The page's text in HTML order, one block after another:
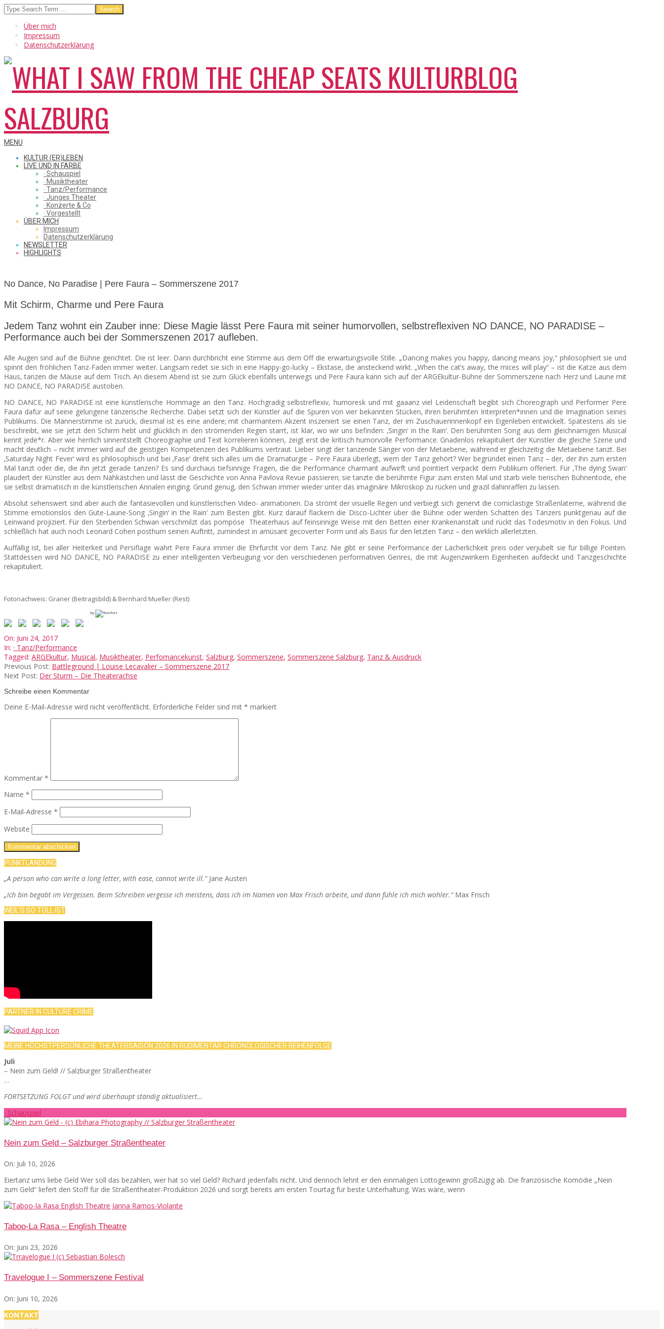
Skip
to
content
Search
Über mich
Impressum
Datenschutzerklärung
WHAT
SAW
FROM
THE
CHEAP
SEATS
Secondary
Menu
MENU
KULTUR (ER)LEBEN
LIVE UND IN FARBE
· Schauspiel
· Musiktheater
· Tanz/Performance
· Junges Theater
· Konzerte & Co
· Vorgestellt
ÜBER MICH
Impressum
Datenschutzerklärung
NEWSLETTER
HIGHLIGHTS
No Dance, No Paradise | Pere Faura – Sommerszene 2017
Mit Schirm, Charme und Pere Faura
Jedem Tanz wohnt ein Zauber inne: Diese Magie lässt Pere Faura mit seiner humorvollen, selbstreflexiven NO DANCE, NO PARADISE –
Performance auch bei der Sommerszenen 2017 aufleben.
Alle Augen sind auf die Bühne gerichtet. Die ist leer. Dann durchbricht eine Stimme aus dem Off die erwartungsvolle Stille. „Dancing makes you happy, dancing means joy,“ philosophiert sie und
spinnt den fröhlichen Tanz-Faden immer weiter. Langsam redet sie sich in eine Happy-go-lucky – Ekstase, die ansteckend wirkt. „When the cat’s away, the mices will play“ – ist die Katze aus dem
Haus, tanzen die Mäuse auf dem Tisch. An diesem Abend ist sie zum Glück ebenfalls unterwegs und Pere Faura kann sich auf der ARGEkultur-Bühne der Sommerszene nach Herz und Laune mit
NO DANCE, NO PARADISE austoben.
NO DANCE, NO PARADISE ist eine künstlerische Hommage an den Tanz. Hochgradig selbstreflexiv, humoresk und mit gaaanz viel Leidenschaft begibt sich Choreograph und Performer Pere
Faura dafür auf seine gelungene tänzerische Recherche. Dabei setzt sich der Künstler auf die Spuren von vier bekannten Stücken, ihren berühmten Interpreten*innen und die Imagination seines
Publikums. Die Männerstimme ist zurück, diesmal ist es eine andere; mit charmantem Akzent inszeniert sie einen Tanz, der im Zuschauerinnenkopf ein Eigenleben entwickelt. Spätestens als sie
beschreibt, wie sie jetzt den Schirm hebt und glücklich in den strömenden Regen starrt, ist klar, wo wir uns befinden: ‚Singin‘ in the Rain‘. Den berühmten Song aus dem gleichnamigen Musical
kennt jede*r. Aber wie herrlich sinnentstellt Choreographie und Text korrelieren können, zeigt erst die kritisch humorvolle Performance. Gnadenlos rekapituliert der Künstler die gleiche Szene und
macht deutlich – nicht immer wird auf die geistigen Kompetenzen des Publikums vertraut. Lieber singt der tanzende Sänger von der Metaebene, während er gleichzeitig die Metaebene tanzt. Bei
‚Saturday Night Fever‘ wird es philosophisch und bei ‚Fase‘ dreht sich alles um die Dramaturgie – Pere Faura überlegt, wem der Tanz gehört? Wer begründet einen Tanz – der, der ihn zum ersten
Mal tanzt oder die, die ihn jetzt gerade tanzen? Es sind durchaus tiefsinnige Fragen, die die Performance charmant aufwirft und pointiert verpackt dem Publikum offeriert. Für ‚The dying Swan‘
plaudert der Künstler aus dem Nähkästchen und lässt die Geschichte von Anna Pavlova Revue passieren; sie tanzte die berühmte Figur zum ersten Mal und starb viele tierischen Bühnentode, ehe
sie selbst dramatisch in die künstlerischen Annalen einging. Grund genug, den Schwan immer wieder unter das imaginäre Mikroskop zu rücken und grazil dahinraffen zu lassen.
Absolut sehenswert sind aber auch die fantasievollen und künstlerischen Video- animationen. Da strömt der visuelle Regen und verbiegt sich genervt die comiclastige Straßenlaterne, während die
Stimme emotionslos den Gute-Laune-Song ‚Singin‘ in the Rain‘ zum Besten gibt. Kurz darauf flackern die Disco-Lichter über die Bühne oder werden Schatten des Tänzers punktgenau auf die
Leinwand projiziert. Für den Sterbenden Schwan verschmilzt das pompöse Theaterhaus auf feinsinnige Weise mit den Betten einer Krankenanstalt und rückt das Todesmotiv in den Fokus. Und
schließlich hat auch noch Leonard Cohen posthum seinen Auftritt, zumindest in amüsant gecoverter Form und als Basis für den letzten Tanz – den wirklich allerletzten.
Auffällig ist, bei aller Heiterkeit und Persiflage wahrt Pere Faura immer die Ehrfurcht vor dem Tanz. Nie gibt er seine Performance der Lächerlichkeit preis oder verjubelt sie für billige Pointen.
Stattdessen wird NO DANCE, NO PARADISE zu einer intelligenten Verbeugung vor den verschiedenen performativen Genres, die mit Augenzwinkern Eigenheiten aufdeckt und Tanzgeschichte
rekapituliert.
Fotonachweis: Graner (Beitragsbild) & Bernhard Mueller (Rest)
by
2017-
06-
24
On: Juni 24, 2017
In: · Tanz/Performance
Tagged: ARGEkultur, Musical, Musiktheater, Perfomancekunst, Salzburg, Sommerszene, Sommerszene Salzburg, Tanz & Ausdruck
Previous Post: Battleground | Louise Lecavalier – Sommerszene 2017
Next Post: Der Sturm – Die Theaterachse
Schreibe einen Kommentar
Deine E-Mail-Adresse wird nicht veröffentlicht. Erforderliche Felder sind mit * markiert
Kommentar *
Name *
E-Mail-Adresse *
Website
PUNKTLANDUNG
„A person who can write a long letter, with ease, cannot write ill.“Jane Austen
„Ich bin begabt im Vergessen. Beim Schreiben vergesse ich meistens, dass ich im Namen von Max Frisch arbeite, und dann fühle ich mich wohler.“Max Frisch
WEIL’S SO TOLL IST
PARTNER IN CULTURE CRIME
MEINE HÖCHSTPERSÖNLICHE THEATERSAISON 2026 IN RUDIMENTÄR CHRONOLOGISCHER REIHENFOLGE
Juli
– Nein zum Geld! // Salzburger Straßentheater
…
FORTSETZUNG FOLGT und wird überhaupt ständig aktualisiert…
· Schauspiel
Nein zum Geld – Salzburger Straßentheater
On: Juli 10, 2026
Eiertanz ums liebe Geld Wer soll das bezahlen, wer hat so viel Geld? Richard jedenfalls nicht. Und dennoch lehnt er den einmaligen Lottogewinn großzügig ab. Die französische Komödie „Nein
zum Geld“ liefert den Stoff für die Straßentheater-Produktion 2026 und sorgt bereits am ersten Tourtag für beste Unterhaltung. Was wäre, wenn
Taboo-La Rasa – English Theatre
On: Juni 23, 2026
Travelogue I – Sommerszene Festival
On: Juni 10, 2026
KONTAKT